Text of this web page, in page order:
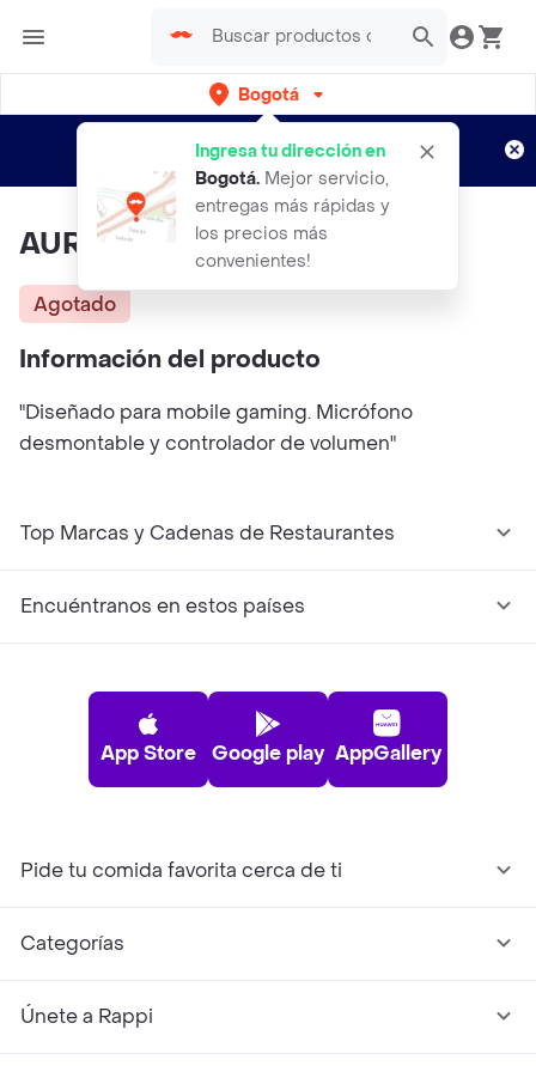
Bogotá
Ingresa tu dirección en
Bogotá. Mejor servicio,
entregas más rápidas y
los precios más
convenientes!
envíos gratis por semanas
Aplican TyC
AURICULARES
Agotado
Información del producto
"Diseñado para mobile gaming. Micrófono
desmontable y controlador de volumen"
Top Marcas y Cadenas de Restaurantes
Encuéntranos en estos países
App Store Google play AppGallery
Pide tu comida favorita cerca de ti
Categorías
Únete a Rappi